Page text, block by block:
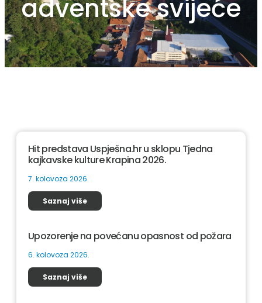
adventske svijeće
Hit predstava Uspješna.hr u sklopu Tjedna
kajkavske kulture Krapina 2026.
7. kolovoza 2026.
Saznaj više
Upozorenje na povećanu opasnost od požara
6. kolovoza 2026.
Saznaj više